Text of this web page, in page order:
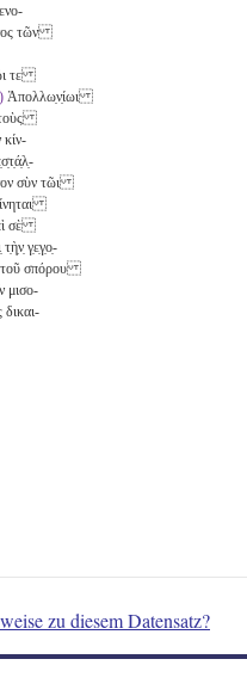
τῶν
τε
Ἀπολλω̣ν̣ίωι
κίν-
σὺν τῶι
σὲ
τ̣ὴ̣ν̣ γ̣ε̣γ̣ο̣-
τοῦ σπόρου
μισο-
zu diesem Datensatz?